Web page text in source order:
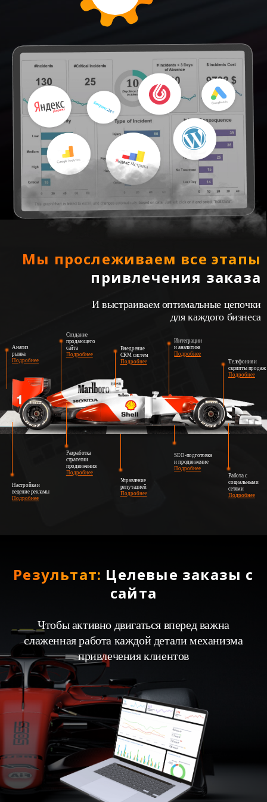
Мы прослеживаем все этапы
привлечения заказа
И выстраиваем оптимальные цепочки
для каждого бизнеса
Анализ
рынка
Подробнее
Создание
продающего
сайта
Подробнее
Внедрение
CRM систем
Подробнее
Интеграции
и аналитика
Подробнее
Телефония и
скрипты продаж
Подробнее
Настройка и
ведение рекламы
Подробнее
Разработка
стратегии
продвижения
Подробнее
Управление
репутацией
Подробнее
SEO-подготовка
и продвижение
Подробнее
Работа с
социальными
сетями
Подробнее
Результат: Целевые заказы с
сайта
Чтобы активно двигаться вперед важна
слаженная работа каждой детали механизма
привлечения клиентов